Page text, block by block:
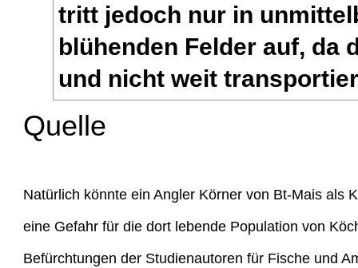
tritt jedoch nur in
blühenden Felder auf, da
und nicht weit
Quelle
Natürlich könnte ein Angler Körner von Bt-Mais als
eine Gefahr für die dort lebende Population von
Befürchtungen der Studienautoren für Fische und